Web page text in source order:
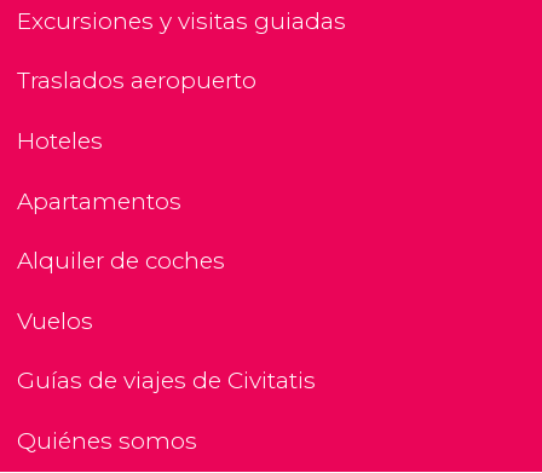
Excursiones y visitas guiadas
Traslados aeropuerto
Hoteles
Apartamentos
Alquiler de coches
Vuelos
Guías de viajes de Civitatis
Quiénes somos